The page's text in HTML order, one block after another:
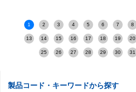
1 2 3 4 5 6 7 8
13 14 15 16 17 18 19 20
25 26 27 28 29 30 31
製品コード・キーワードから探す